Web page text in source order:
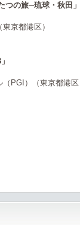
つの旅─琉球・秋田」
京都港区）
PGI）（東京都港